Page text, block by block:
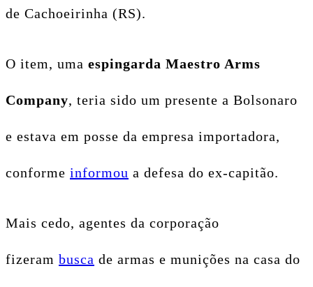
de Cachoeirinha (RS).
O item, uma espingarda Maestro Arms
Company, teria sido um presente a Bolsonaro
e estava em posse da empresa importadora,
conforme informou a defesa do ex-capitão.
Mais cedo, agentes da corporação
fizeram busca de armas e munições na casa do